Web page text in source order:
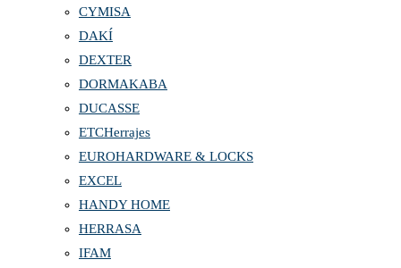
CYMISA
DAKÍ
DEXTER
DORMAKABA
DUCASSE
ETCHerrajes
EUROHARDWARE & LOCKS
EXCEL
HANDY HOME
HERRASA
IFAM